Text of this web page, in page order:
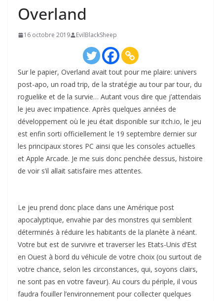
Overland
16 octobre 2019 EvilBlackSheep
Sur le papier, Overland avait tout pour me plaire: univers
post-apo, un road trip, de la stratégie au tour par tour, du
roguelike et de la survie… Autant vous dire que j’attendais
le jeu avec impatience. Après quelques années de
développement où le jeu était disponible sur itch.io, le jeu
est enfin sorti officiellement le 19 septembre dernier sur
les principaux stores PC ainsi que les consoles actuelles
et Apple Arcade. Je me suis donc penchée dessus, histoire
de voir s’il allait satisfaire mes attentes.
Le jeu prend donc place dans une Amérique post
apocalyptique, envahie par des monstres qui semblent
déterminés à réduire les habitants de la planète à néant.
Votre but est de survivre et traverser les Etats-Unis d’Est
en Ouest à bord du véhicule de votre choix (ou surtout de
votre chance, selon les circonstances, qui, soyons clairs,
ne sont pas en votre faveur). Au cours du périple, il vous
faudra fouiller l’environnement pour collecter quelques